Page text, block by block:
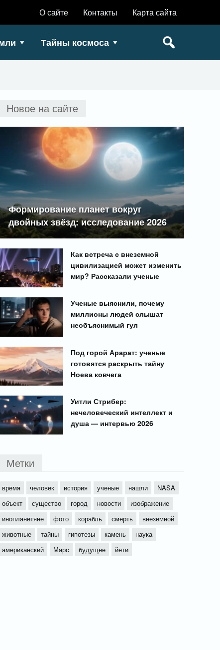
О сайте Контакты Карта сайта
Тайны космоса
Новое на сайте
Формирование планет вокруг
двойных звёзд: исследование 2026
Как встреча с внеземной
цивилизацией может изменить
мир? Рассказали ученые
Ученые выяснили, почему
миллионы людей слышат
необъяснимый гул
Под горой Арарат: ученые
готовятся раскрыть тайну
Ноева ковчега
Уитли Стрибер:
нечеловеческий интеллект и
душа — интервью 2026
Метки
время человек история ученые нашли
NASA
объект
существо город новости
изображение
инопланетяне
фото корабль смерть
внеземной
животные
тайны гипотезы камень
наука
американский
Марс будущее йети